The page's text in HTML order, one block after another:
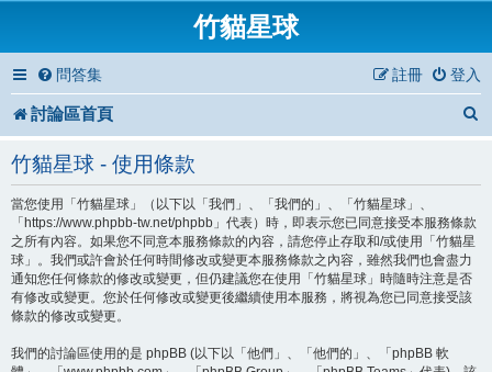
竹貓星球
問答集 登入
註冊
討論區首頁
竹貓星球 - 使用條款
當您使用「竹貓星球」（以下以「我們」、「我們的」、「竹貓星球」、
「https://www.phpbb-tw.net/phpbb」代表）時，即表示您已同意接受本服務條款
之所有內容。如果您不同意本服務條款的內容，請您停止存取和/或使用「竹貓星
球」。我們或許會於任何時間修改或變更本服務條款之內容，雖然我們也會盡力
通知您任何條款的修改或變更，但仍建議您在使用「竹貓星球」時隨時注意是否
有修改或變更。您於任何修改或變更後繼續使用本服務，將視為您已同意接受該
條款的修改或變更。
我們的討論區使用的是 phpBB (以下以「他們」、「他們的」、「phpBB 軟